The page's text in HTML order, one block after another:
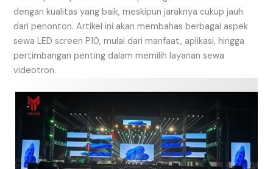
dengan kualitas yang baik, meskipun jaraknya cukup jauh
dari penonton. Artikel ini akan membahas berbagai aspek
sewa LED screen P10, mulai dari manfaat, aplikasi, hingga
pertimbangan penting dalam memilih layanan sewa
videotron.